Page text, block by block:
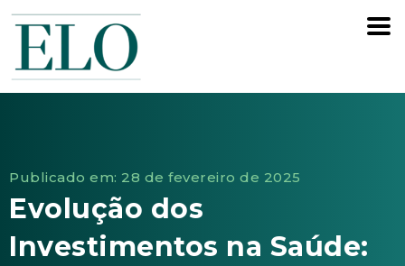
Publicado em: 28 de fevereiro de 2025
Evolução dos
Investimentos na Saúde: